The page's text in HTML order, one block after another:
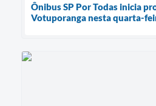
Ônibus SP Por Todas inicia
Votuporanga nesta quarta-